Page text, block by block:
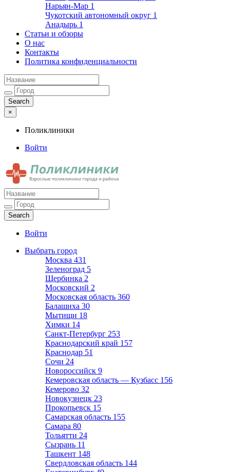
Нарьян-Мар 1
Чукотский автономный округ 1
Анадырь 1
Статьи и обзоры
О нас
Контакты
Политика конфиденциальности
×
Поликлиники
Войти
Поликлиники
Взрослые поликлиники города и района
Войти
Выбрать город
Москва 431
Зеленоград 5
Щербинка 2
Московский 2
Московская область 360
Балашиха 30
Мытищи 18
Химки 14
Санкт-Петербург 253
Краснодарский край 157
Краснодар 51
Сочи 24
Новороссийск 9
Кемеровская область — Кузбасс 156
Кемерово 32
Новокузнецк 23
Прокопьевск 15
Самарская область 155
Самара 80
Тольятти 24
Сызрань 11
Ташкент 148
Свердловская область 144